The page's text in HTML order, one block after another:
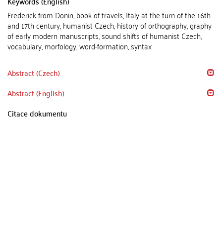
Frederick from Donin, book of travels, Italy at the turn of the 16th
and 17th century, humanist Czech, history of orthography, graphy
of early modern manuscripts, sound shifts of humanist Czech,
vocabulary, morfology, word-formation, syntax
Abstract (Czech)
Abstract (English)
Citace dokumentu